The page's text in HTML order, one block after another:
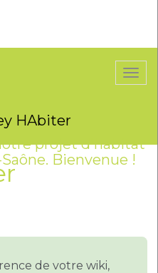
HAbiter
projet d'habitat
Bienvenue !
de votre wiki,